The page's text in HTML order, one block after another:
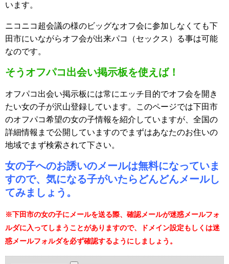
います。
ニコニコ超会議の様のビッグなオフ会に参加しなくても下
田市にいながらオフ会が出来パコ（セックス）る事は可能
なのです。
そうオフパコ出会い掲示板を使えば！
オフパコ出会い掲示板には常にエッチ目的でオフ会を開き
たい女の子が沢山登録しています。このページでは下田市
のオフパコ希望の女の子情報を紹介していますが、全国の
詳細情報まで公開していますのでまずはあなたのお住いの
地域でまず検索されて下さい。
女の子へのお誘いのメールは無料になっていま
すので、気になる子がいたらどんどんメールし
てみましょう。
※下田市の女の子にメールを送る際、確認メールが迷惑メールフォ
ルダに入ってしまうことがありますので、ドメイン設定もしくは迷
惑メールフォルダを必ず確認するようにしましょう。